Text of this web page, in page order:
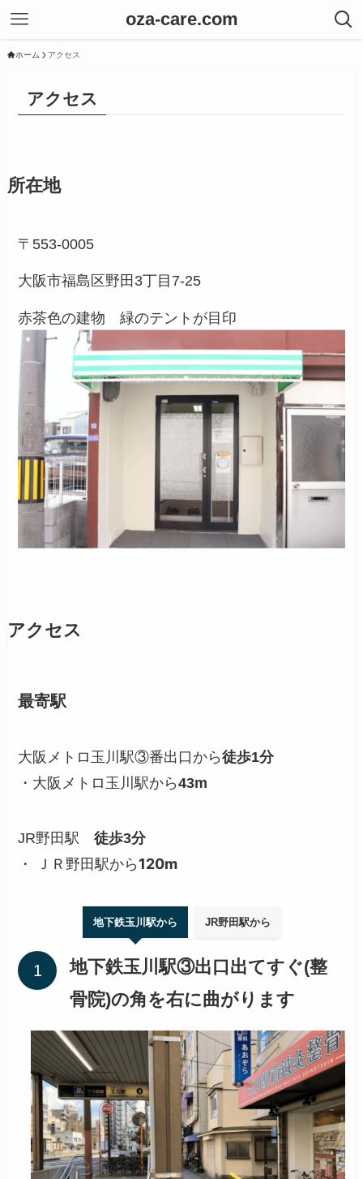
oza-care.com
ホーム アクセス
アクセス
所在地
〒553-0005
大阪市福島区野田3丁目7-25
赤茶色の建物 緑のテントが目印
アクセス
最寄駅
大阪メトロ玉川駅③番出口から徒歩1分
・大阪メトロ玉川駅から43m
JR野田駅徒歩3分
・
ＪＲ野田駅から120m
地下鉄玉川駅から JR野田駅から
地下鉄玉川駅③出口出てすぐ(整
骨院)の角を右に曲がります